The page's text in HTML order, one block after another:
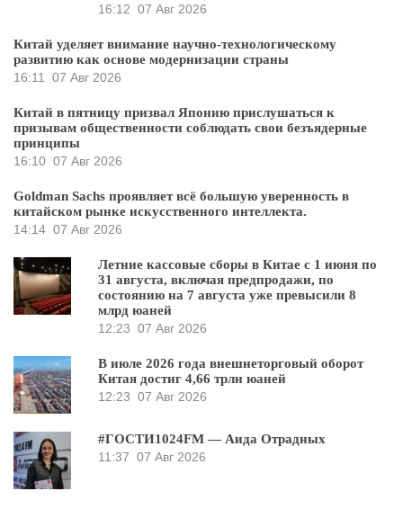
16:12 07 Авг 2026
Китай уделяет внимание научно-технологическому
развитию как основе модернизации страны
16:11
07 Авг 2026
Китай в пятницу призвал Японию прислушаться к
призывам общественности соблюдать свои безъядерные
принципы
16:10 07 Авг 2026
Goldman Sachs проявляет всё большую уверенность в
китайском рынке искусственного интеллекта.
14:14 07 Авг 2026
Летние кассовые сборы в Китае с 1 июня по
31 августа, включая предпродажи, по
состоянию на 7 августа уже превысили 8
млрд юаней
12:23 07 Авг 2026
В июле 2026 года внешнеторговый оборот
Китая достиг 4,66 трлн юаней
12:23 07 Авг 2026
#ГОСТИ1024FM — Аида Отрадных
11:37 07 Авг 2026